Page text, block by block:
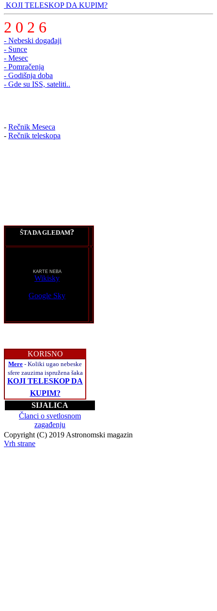
KOJI TELESKOP DA KUPIM?
2 0 2 6
- Nebeski događaji
- Sunce
- Mesec
- Pomračenja
- Godišnja doba
- Gde su ISS, sateliti..
- Rečnik Meseca
- Rečnik teleskopa
ŠTA DA GLEDAM?
KARTE NEBA
Wikisky
Google Sky
KORISNO
Mere - Koliki ugao nebeske
sfere zauzima ispružena šaka
KOJI TELESKOP DA
KUPIM?
SIJALICA
Članci o svetlosnom
zagađenju
Copyright (C) 2019 Astronomski magazin
Vrh strane